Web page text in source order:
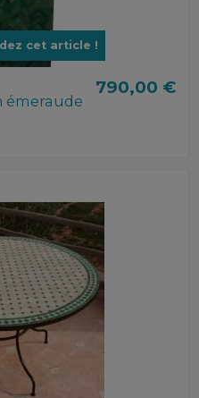
cet article !
émeraude
790,00 €